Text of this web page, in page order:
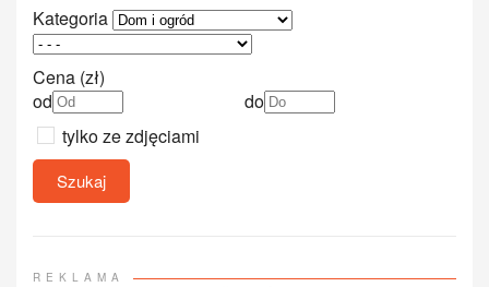
Kategoria
Cena (zł)
od
do
tylko ze zdjęciami
Szukaj
REKLAMA